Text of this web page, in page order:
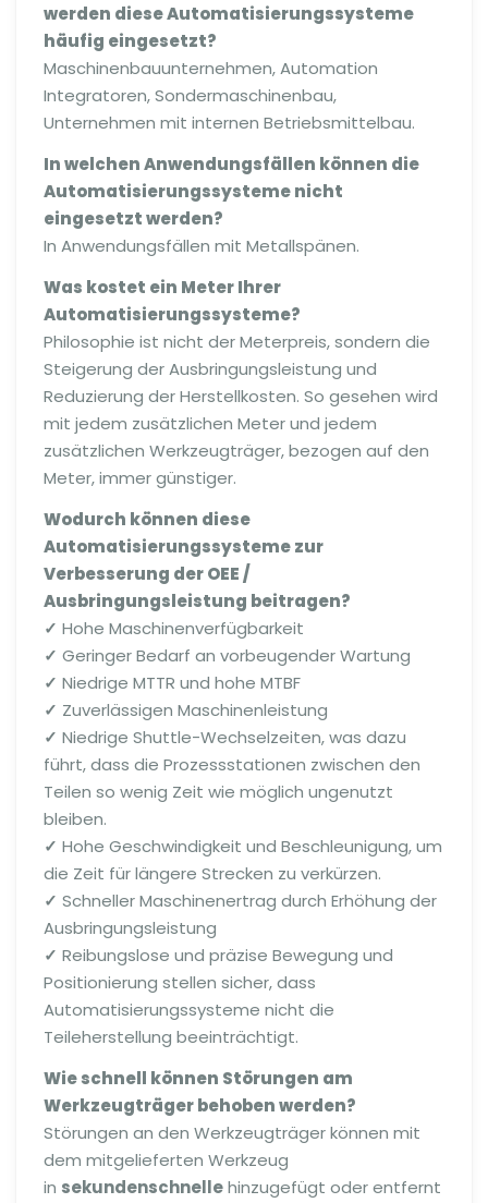
werden diese Automatisierungssysteme
häufig eingesetzt?
Maschinenbauunternehmen, Automation
Integratoren, Sondermaschinenbau,
Unternehmen mit internen Betriebsmittelbau.
In welchen Anwendungsfällen können die
Automatisierungssysteme nicht
eingesetzt werden?
In Anwendungsfällen mit Metallspänen.
Was kostet ein Meter Ihrer
Automatisierungssysteme?
Philosophie ist nicht der Meterpreis, sondern die
Steigerung der Ausbringungsleistung und
Reduzierung der Herstellkosten. So gesehen wird
mit jedem zusätzlichen Meter und jedem
zusätzlichen Werkzeugträger, bezogen auf den
Meter, immer günstiger.
Wodurch können diese
Automatisierungssysteme zur
Verbesserung der OEE /
Ausbringungsleistung beitragen?
✓ Hohe Maschinenverfügbarkeit
✓ Geringer Bedarf an vorbeugender Wartung
✓ Niedrige MTTR und hohe MTBF
✓ Zuverlässigen Maschinenleistung
✓ Niedrige Shuttle-Wechselzeiten, was dazu
führt, dass die Prozessstationen zwischen den
Teilen so wenig Zeit wie möglich ungenutzt
bleiben.
✓ Hohe Geschwindigkeit und Beschleunigung, um
die Zeit für längere Strecken zu verkürzen.
✓ Schneller Maschinenertrag durch Erhöhung der
Ausbringungsleistung
✓ Reibungslose und präzise Bewegung und
Positionierung stellen sicher, dass
Automatisierungssysteme nicht die
Teileherstellung beeinträchtigt.
Wie schnell können Störungen am
Werkzeugträger behoben werden?
Störungen an den Werkzeugträger können mit
dem mitgelieferten Werkzeug
in sekundenschnellehinzugefügt oder entfernt